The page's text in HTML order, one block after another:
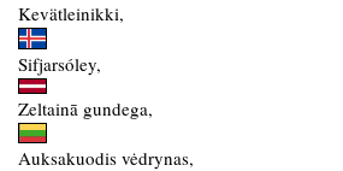
Kevätleinikki,
Sifjarsóley,
Zeltainā gundega,
Auksakuodis vėdrynas,